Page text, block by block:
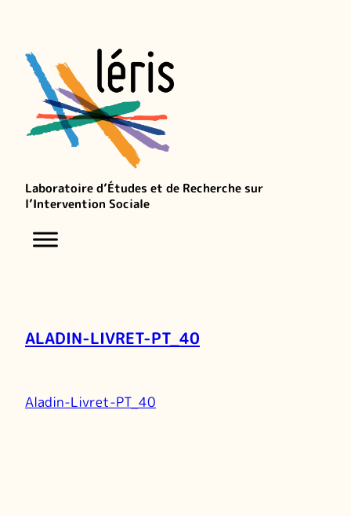
Laboratoire d’Études et de Recherche sur
l’Intervention Sociale
ALADIN-LIVRET-PT_40
Aladin-Livret-PT_40